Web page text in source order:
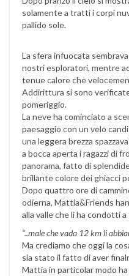
solamente a tratti i corpi
pallido sole.
La sfera infuocata
nostri esploratori, mentre
tenue calore che
Addirittura si sono
pomeriggio.
La neve ha cominciato a
paesaggio con un velo
una leggera brezza
a bocca aperta i ragazzi di
panorama, fatto di
brillante colore dei ghiacci
Dopo quattro ore di
odierna, Mattia&Friends
alla valle che li ha condotti
“..male che vada 12 km li
Ma crediamo che oggi la
sia stato il fatto di aver
Mattia in particolar modo